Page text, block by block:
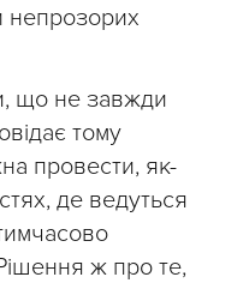
непрозорих
що не завжди
тому
провести, як-
де ведуться
ж про те,